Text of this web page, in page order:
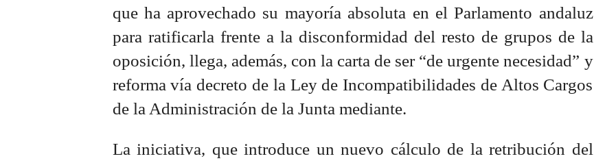
que ha aprovechado su mayoría absoluta en el Parlamento andaluz
para ratificarla frente a la disconformidad del resto de grupos de la
oposición, llega, además, con la carta de ser “de urgente necesidad” y
reforma vía decreto de la Ley de Incompatibilidades de Altos Cargos
de la Administración de la Junta mediante.
La iniciativa, que introduce un nuevo cálculo de la retribución del